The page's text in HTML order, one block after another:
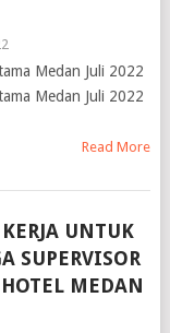
Medan Juli 2022
Medan Juli 2022
Read More
UNTUK
SUPERVISOR
MEDAN